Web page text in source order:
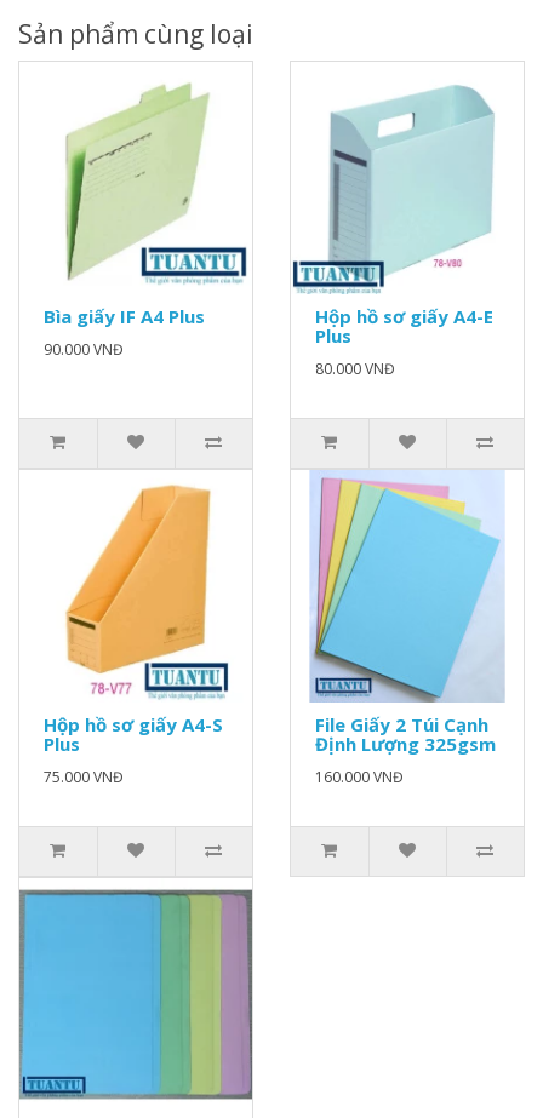
Sản phẩm cùng loại
Bìa giấy IF A4 Plus
90.000 VNĐ
Hộp hồ sơ giấy A4-E
Plus
80.000 VNĐ
Hộp hồ sơ giấy A4-S
Plus
75.000 VNĐ
File Giấy 2 Túi Cạnh
Định Lượng 325gsm
160.000 VNĐ